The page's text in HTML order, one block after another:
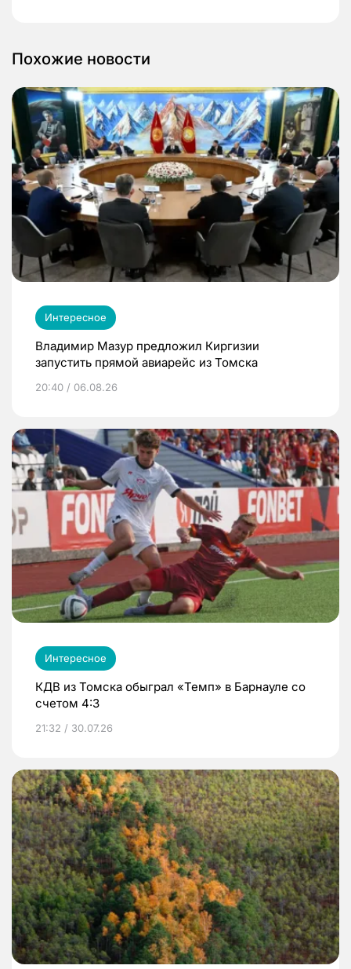
Похожие новости
Интересное
Владимир Мазур предложил Киргизии
запустить прямой авиарейс из Томска
20:40 / 06.08.26
Интересное
КДВ из Томска обыграл «Темп» в Барнауле со
счетом 4:3
21:32 / 30.07.26